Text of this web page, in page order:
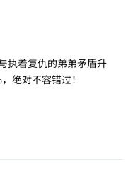
执着复仇的弟弟矛盾升
绝对不容错过！